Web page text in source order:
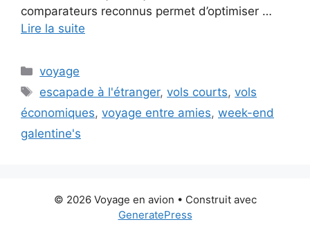
comparateurs reconnus permet d’optimiser …
Lire la suite
Catégories
voyage
Étiquettes
escapade à l'étranger,vols courts,vols
économiques, voyage entre amies, week-end
galentine's
© 2026 Voyage en avion • Construit avec
GeneratePress